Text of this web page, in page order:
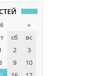
»
сб
вс
2
3
9
10